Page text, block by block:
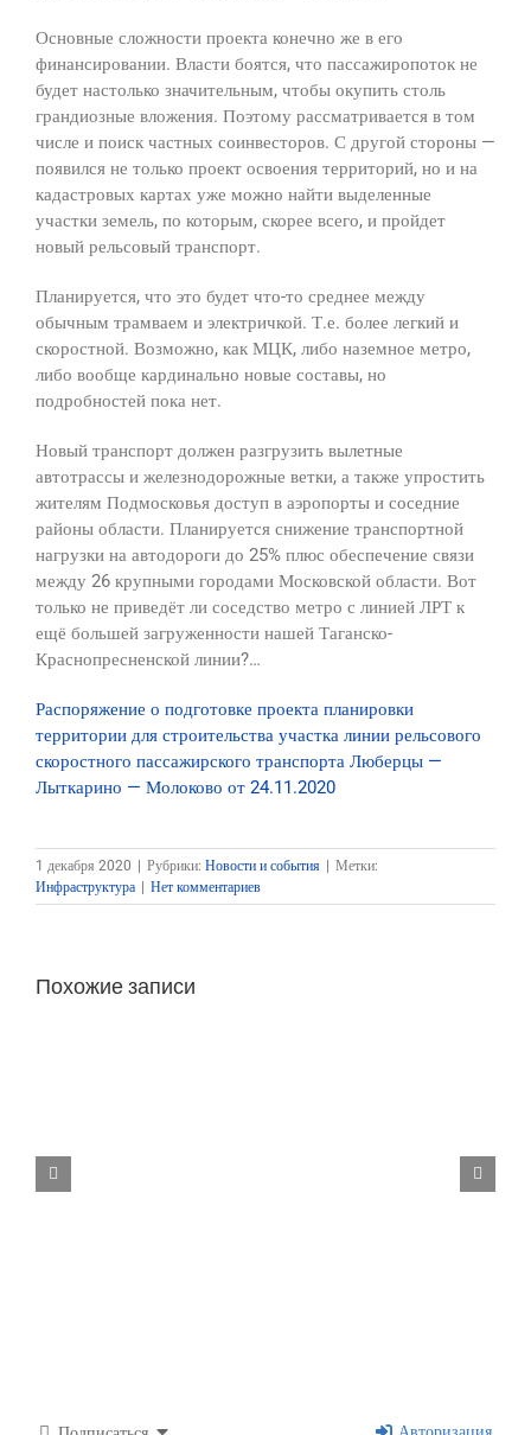
Основные сложности проекта конечно же в его
финансировании. Власти боятся, что пассажиропоток не
будет настолько значительным, чтобы окупить столь
грандиозные вложения. Поэтому рассматривается в том
числе и поиск частных соинвесторов. С другой стороны —
появился не только проект освоения территорий, но и на
кадастровых картах уже можно найти выделенные
участки земель, по которым, скорее всего, и пройдет
новый рельсовый транспорт.
Планируется, что это будет что-то среднее между
обычным трамваем и электричкой. Т.е. более легкий и
скоростной. Возможно, как МЦК, либо наземное метро,
либо вообще кардинально новые составы, но
подробностей пока нет.
Новый транспорт должен разгрузить вылетные
автотрассы и железнодорожные ветки, а также упростить
жителям Подмосковья доступ в аэропорты и соседние
районы области. Планируется снижение транспортной
нагрузки на автодороги до 25% плюс обеспечение связи
между 26 крупными городами Московской области. Вот
только не приведёт ли соседство метро с линией ЛРТ к
ещё большей загруженности нашей Таганско-
Краснопресненской линии?…
Распоряжение о подготовке проекта планировки
территории для строительства участка линии рельсового
скоростного пассажирского транспорта Люберцы —
Лыткарино — Молоково от 24.11.2020
1 декабря 2020 Рубрики: Новости и события
Метки:
Инфраструктура
Нет комментариев
Похожие записи
Изменение тарифа на содержание и
Авторизация